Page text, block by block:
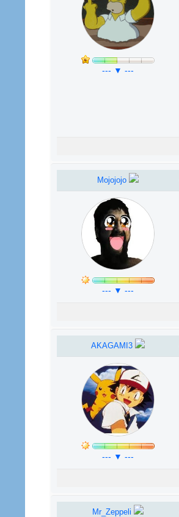
--- ▼ ---
Mojojojo
--- ▼ ---
AKAGAMI3
--- ▼ ---
Mr_Zeppeli